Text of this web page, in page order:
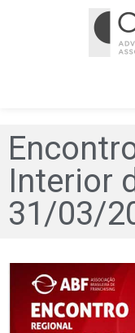
Interior
31/03/